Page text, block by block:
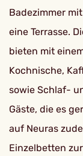
Badezimmer
eine Terrasse.
bieten mit
Kochnische,
sowie Schlaf-
Gäste, die es
auf Neuras
Einzelbetten